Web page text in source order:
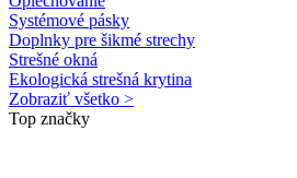
Systémové pásky
Doplnky pre šikmé strechy
Strešné okná
Ekologická strešná krytina
Zobraziť všetko >
Top značky